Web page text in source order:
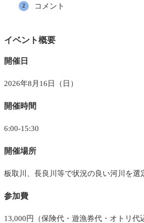
コメント
イベント概要
開催日
2026年8月16日（日）
開催時間
6:00-15:30
開催場所
板取川、長良川等で状況の良い河川を選
参加費
13,000円（保険代・遊漁券代・オトリ代